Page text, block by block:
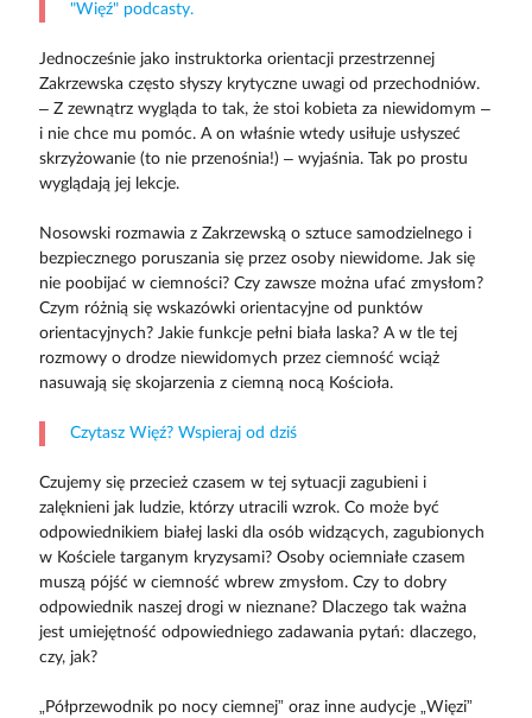
"Więź" podcasty.
Jednocześnie jako instruktorka orientacji przestrzennej
Zakrzewska często słyszy krytyczne uwagi od przechodniów.
– Z zewnątrz wygląda to tak, że stoi kobieta za niewidomym –
i nie chce mu pomóc. A on właśnie wtedy usiłuje usłyszeć
skrzyżowanie (to nie przenośnia!) – wyjaśnia. Tak po prostu
wyglądają jej lekcje.
Nosowski rozmawia z Zakrzewską o sztuce samodzielnego i
bezpiecznego poruszania się przez osoby niewidome. Jak się
nie poobijać w ciemności? Czy zawsze można ufać zmysłom?
Czym różnią się wskazówki orientacyjne od punktów
orientacyjnych? Jakie funkcje pełni biała laska? A w tle tej
rozmowy o drodze niewidomych przez ciemność wciąż
nasuwają się skojarzenia z ciemną nocą Kościoła.
Czytasz Więź? Wspieraj od dziś
Czujemy się przecież czasem w tej sytuacji zagubieni i
zalęknieni jak ludzie, którzy utracili wzrok. Co może być
odpowiednikiem białej laski dla osób widzących, zagubionych
w Kościele targanym kryzysami? Osoby ociemniałe czasem
muszą pójść w ciemność wbrew zmysłom. Czy to dobry
odpowiednik naszej drogi w nieznane? Dlaczego tak ważna
jest umiejętność odpowiedniego zadawania pytań: dlaczego,
czy, jak?
„Półprzewodnik po nocy ciemnej” oraz inne audycje „Więzi”